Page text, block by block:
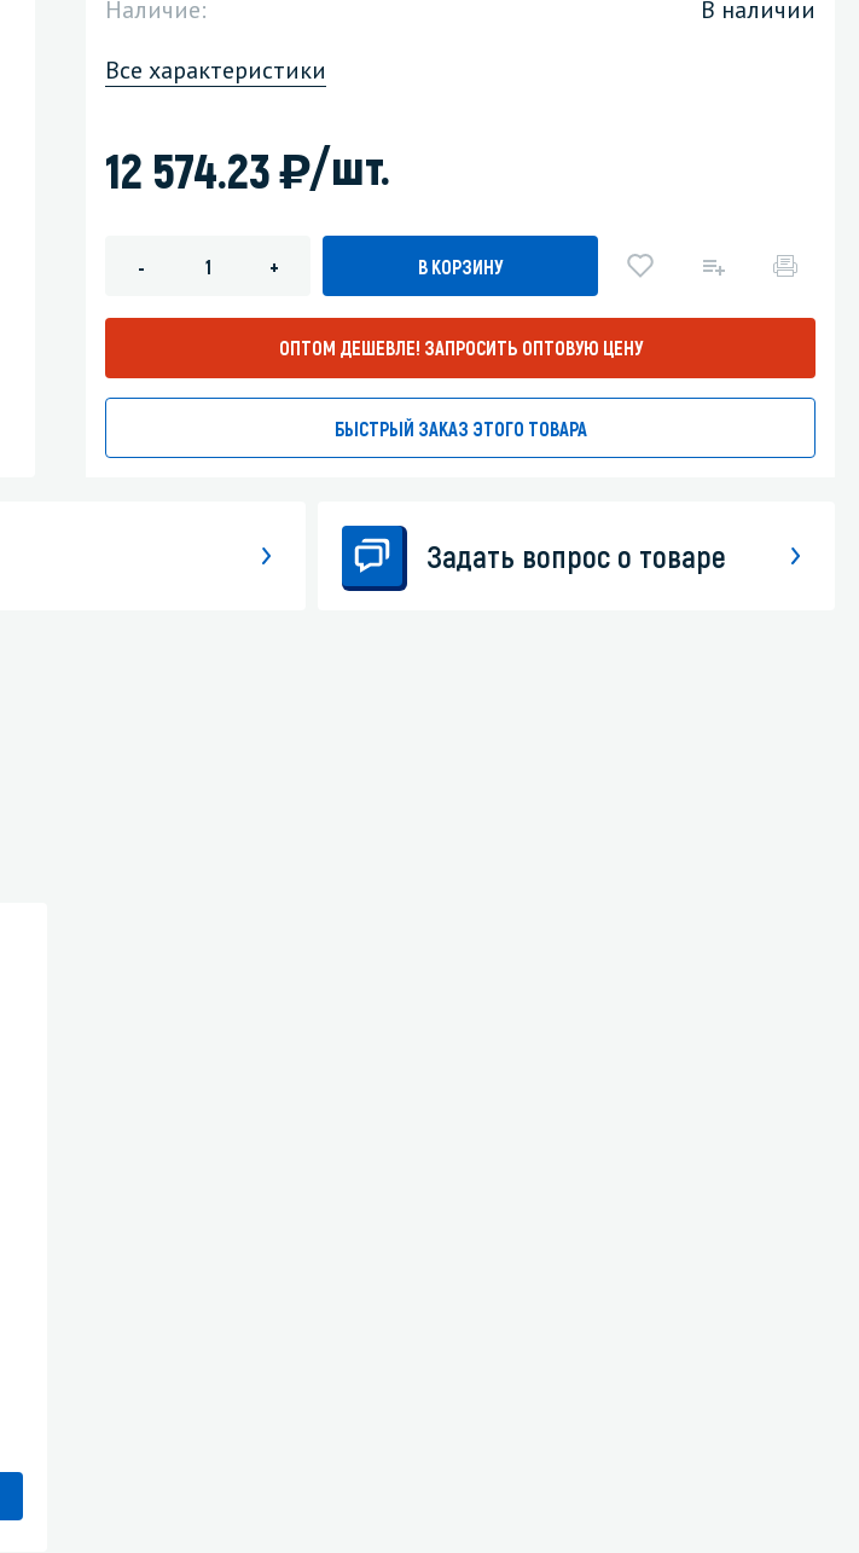
Наличие:
В наличии
Все характеристики
12 574.23)/шт.
- + В КОРЗИНУ
ОПТОМ ДЕШЕВЛЕ! ЗАПРОСИТЬ ОПТОВУЮ ЦЕНУ
БЫСТРЫЙ ЗАКАЗ ЭТОГО ТОВАРА
Задать вопрос о товаре